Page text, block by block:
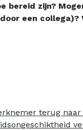
bereid zijn?
een collega)?
terug